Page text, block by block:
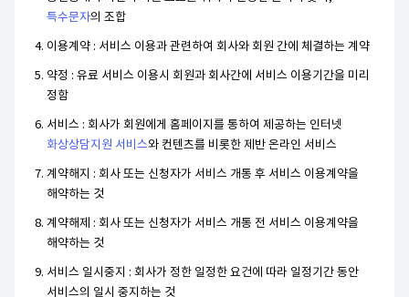
특수문자의 조합
이용계약 : 서비스 이용과 관련하여 회사와 회원 간에 체결하는 계약
약정 : 유료 서비스 이용시 회원과 회사간에 서비스 이용기간을 미리
정함
서비스 : 회사가 회원에게 홈페이지를 통하여 제공하는 인터넷
화상상담지원 서비스와 컨텐츠를 비롯한 제반 온라인 서비스
계약해지 : 회사 또는 신청자가 서비스 개통 후 서비스 이용계약을
해약하는 것
계약해제 : 회사 또는 신청자가 서비스 개통 전 서비스 이용계약을
해약하는 것
서비스 일시중지 : 회사가 정한 일정한 요건에 따라 일정기간 동안
서비스의 일시 중지하는 것